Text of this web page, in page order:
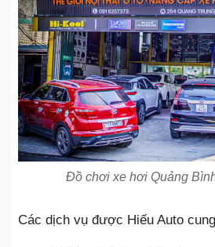
Đồ chơi xe hơi Quảng
Các dịch vụ được Hiếu Auto